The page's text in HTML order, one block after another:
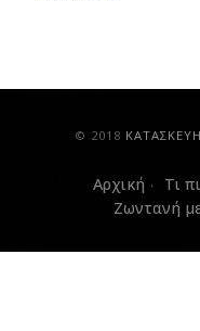
Αρχική Τι
Ζωντανή
© 2018